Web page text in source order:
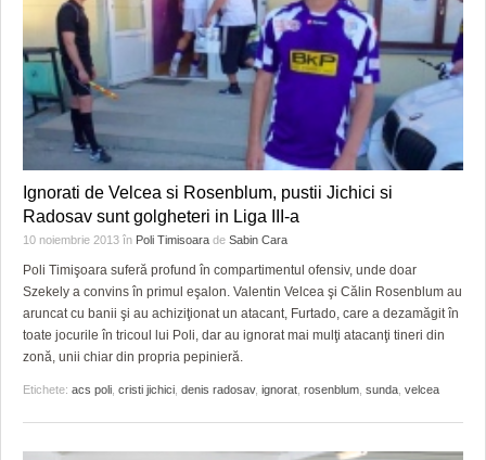
Ignorati de Velcea si Rosenblum, pustii Jichici si
Radosav sunt golgheteri in Liga III-a
10 noiembrie 2013 în Poli Timisoara de Sabin Cara
Poli Timişoara suferă profund în compartimentul ofensiv, unde doar
Szekely a convins în primul eşalon. Valentin Velcea şi Călin Rosenblum au
aruncat cu banii şi au achiziţionat un atacant, Furtado, care a dezamăgit în
toate jocurile în tricoul lui Poli, dar au ignorat mai mulţi atacanţi tineri din
zonă, unii chiar din propria pepinieră.
Etichete: acs poli cristi jichici denis radosav, ignorat rosenblum sunda velcea